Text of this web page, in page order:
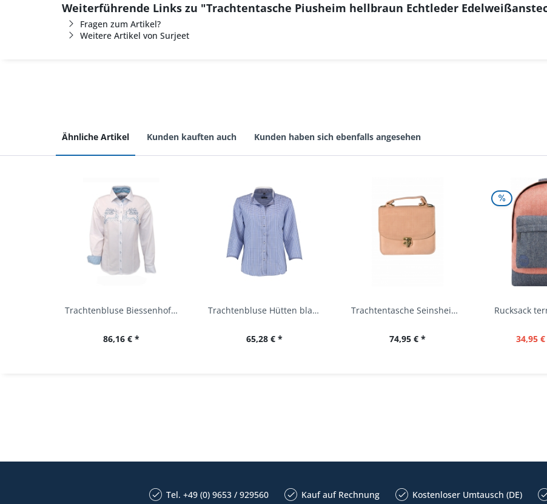
Weiterführende Links zu "Trachtentasche Piusheim hellbraun Echtleder
Fragen zum Artikel?
Weitere Artikel von Surjeet
Ähnliche Artikel Kunden kauften auch Kunden haben sich ebenfalls angesehen
Trachtenbluse Biessenhofen weiß Langarm OS...
86,16 € *
Trachtenbluse Hütten blau 7/8 Arm OS Trachten
65,28 € *
Trachtentasche Seinsheim lachs rosa Werner...
74,95 € * 34,95
Tel. +49 (0) 9653 / 929560 Kauf auf Rechnung Kostenloser Umtausch (DE)